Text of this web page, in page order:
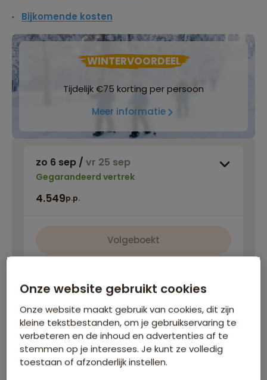
Bijkomende kosten
WINTERVOORDEEL
Tijdelijk €75 korting per persoon
Meer informatie
zo 6 sep / vr 25 sep
Gegarandeerd vertrek
4.549p.p.
Volgeboekt
zo 27 sep/vr 16 okt
4.579p.p.
EN
Onze website gebruikt cookies
Onze website maakt gebruik van cookies, dit zijn
kleine tekstbestanden, om je gebruikservaring te
verbeteren en de inhoud en advertenties af te
stemmen op je interesses. Je kunt ze volledig
toestaan of afzonderlijk instellen.